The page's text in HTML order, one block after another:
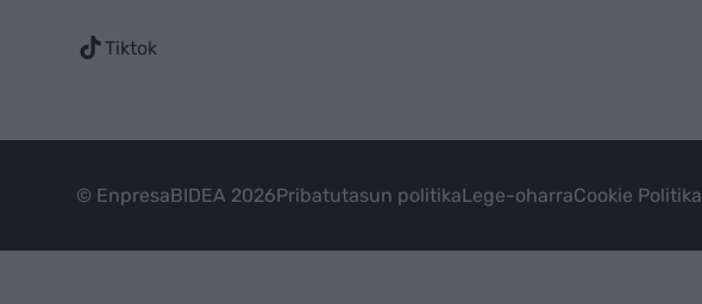
Tiktok
© EnpresaBIDEA 2026Pribatutasun politikaLege-oharraCookie Politika